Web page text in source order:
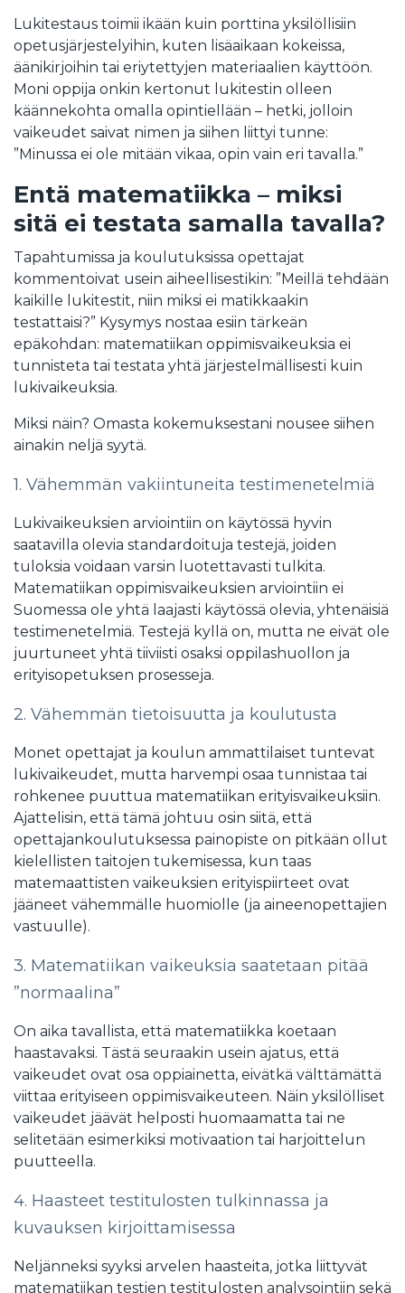
Lukitestaus toimii ikään kuin porttina yksilöllisiin
opetusjärjestelyihin, kuten lisäaikaan kokeissa,
äänikirjoihin tai eriytettyjen materiaalien käyttöön.
Moni oppija onkin kertonut lukitestin olleen
käännekohta omalla opintiellään – hetki, jolloin
vaikeudet saivat nimen ja siihen liittyi tunne:
”Minussa ei ole mitään vikaa, opin vain eri tavalla.”
Entä matematiikka – miksi
sitä ei testata samalla tavalla?
Tapahtumissa ja koulutuksissa opettajat
kommentoivat usein aiheellisestikin: ”Meillä tehdään
kaikille lukitestit, niin miksi ei matikkaakin
testattaisi?” Kysymys nostaa esiin tärkeän
epäkohdan: matematiikan oppimisvaikeuksia ei
tunnisteta tai testata yhtä järjestelmällisesti kuin
lukivaikeuksia.
Miksi näin? Omasta kokemuksestani nousee siihen
ainakin neljä syytä.
1. Vähemmän vakiintuneita testimenetelmiä
Lukivaikeuksien arviointiin on käytössä hyvin
saatavilla olevia standardoituja testejä, joiden
tuloksia voidaan varsin luotettavasti tulkita.
Matematiikan oppimisvaikeuksien arviointiin ei
Suomessa ole yhtä laajasti käytössä olevia, yhtenäisiä
testimenetelmiä. Testejä kyllä on, mutta ne eivät ole
juurtuneet yhtä tiiviisti osaksi oppilashuollon ja
erityisopetuksen prosesseja.
2. Vähemmän tietoisuutta ja koulutusta
Monet opettajat ja koulun ammattilaiset tuntevat
lukivaikeudet, mutta harvempi osaa tunnistaa tai
rohkenee puuttua matematiikan erityisvaikeuksiin.
Ajattelisin, että tämä johtuu osin siitä, että
opettajankoulutuksessa painopiste on pitkään ollut
kielellisten taitojen tukemisessa, kun taas
matemaattisten vaikeuksien erityispiirteet ovat
jääneet vähemmälle huomiolle (ja aineenopettajien
vastuulle).
3. Matematiikan vaikeuksia saatetaan pitää
”normaalina”
On aika tavallista, että matematiikka koetaan
haastavaksi. Tästä seuraakin usein ajatus, että
vaikeudet ovat osa oppiainetta, eivätkä välttämättä
viittaa erityiseen oppimisvaikeuteen. Näin yksilölliset
vaikeudet jäävät helposti huomaamatta tai ne
selitetään esimerkiksi motivaation tai harjoittelun
puutteella.
4. Haasteet testitulosten tulkinnassa ja
kuvauksen kirjoittamisessa
Neljänneksi syyksi arvelen haasteita, jotka liittyvät
matematiikan testien testitulosten analysointiin sekä